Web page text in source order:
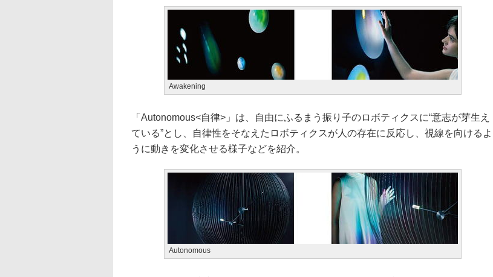
Awakening
「Autonomous<自律>」は、自由にふるまう振り子のロボティクスに“意志が芽生え
ている”とし、自律性をそなえたロボティクスが人の存在に反応し、視線を向けるよ
うに動きを変化させる様子などを紹介。
Autonomous